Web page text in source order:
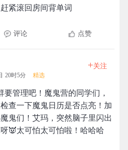
紧滚回房间背单词
评论 点赞
20时5分 精选
+关注
管理吧！魔鬼营的同学们，
查一下魔鬼日历是否点亮！加
鬼们！艾玛，突然脑子里闪出
👿太可怕太可怕啦！哈哈哈